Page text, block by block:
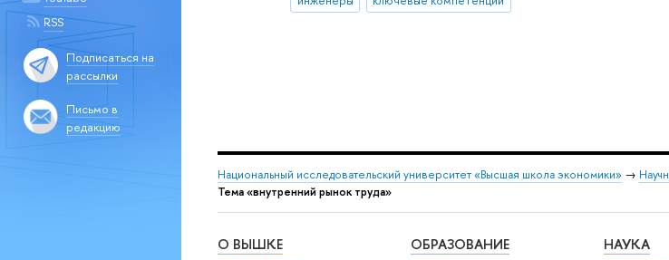
RSS
Подписаться на
рассылки
Письмо в
редакцию
Национальный исследовательский университет «Высшая школа экономики» →
Тема «внутренний рынок труда»
О ВЫШКЕ ОБРАЗОВАНИЕ НАУКА